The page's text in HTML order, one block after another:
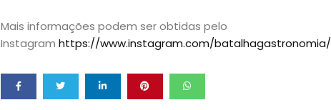
Buscar
Mais informações podem ser obtidas pelo
Instagram https://www.instagram.com/batalhagastronomia/